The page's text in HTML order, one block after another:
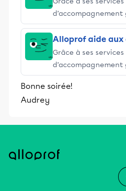
stimulants, Alloprof
et leurs parents
éducative.
Alloprof aide aux
Grâce à ses services
stimulants, Alloprof
et leurs parents
Bonne soirée!
Audrey